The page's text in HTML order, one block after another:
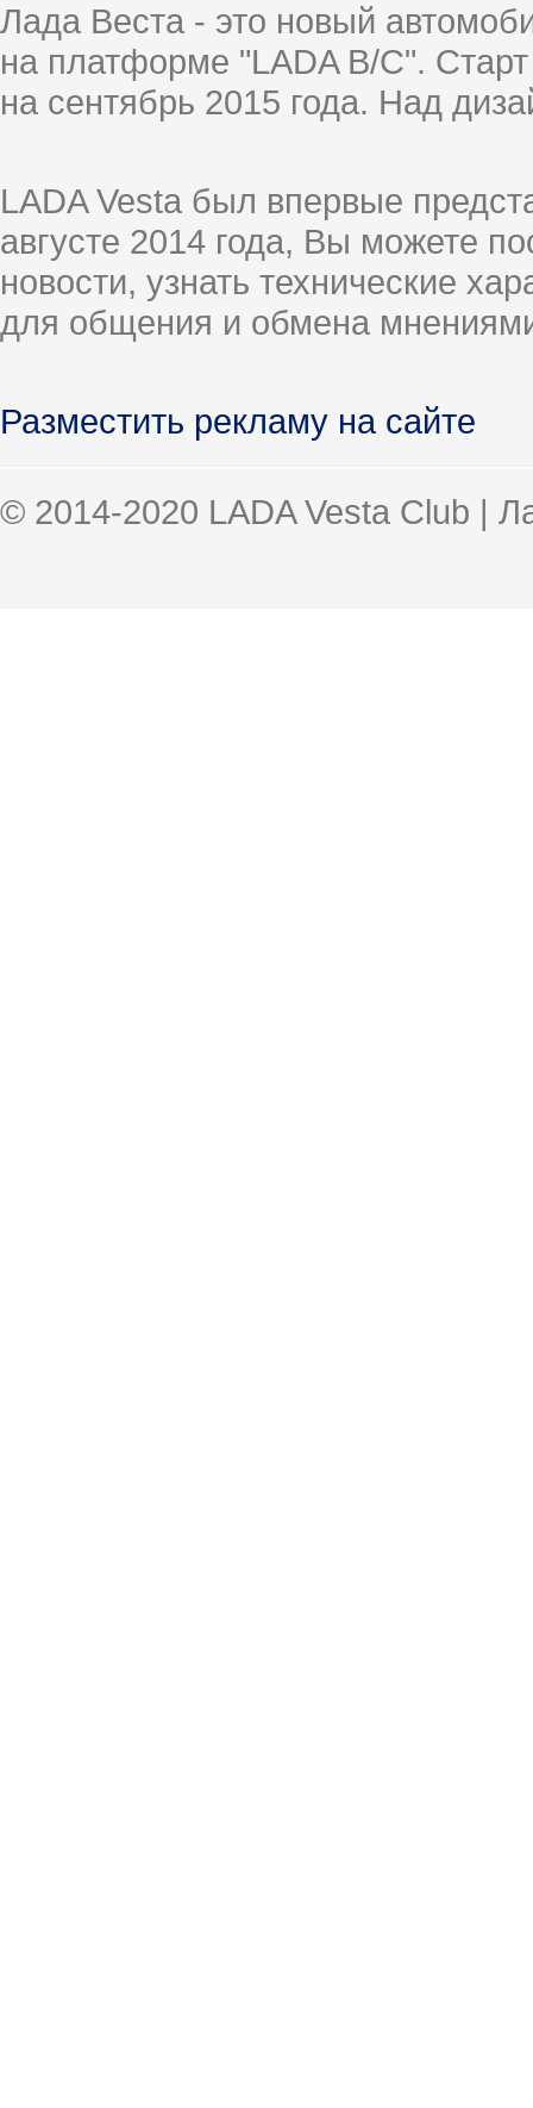
Лада Веста - это новый
на платформе "LADA B/C".
на сентябрь 2015 года. Над
LADA Vesta был впервые
августе 2014 года, Вы можете
новости, узнать технические
для общения и обмена
Разместить рекламу на сайте
© 2014-2020 LADA Vesta Club |